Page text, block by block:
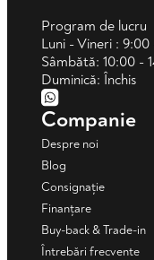
Program de lucru
Luni - Vineri : 9:00
Sâmbătă: 10:00 -
Duminică: Închis
Companie
Despre noi
Blog
Consignație
Finanțare
Buy-back & Trade-in
Întrebări frecvente